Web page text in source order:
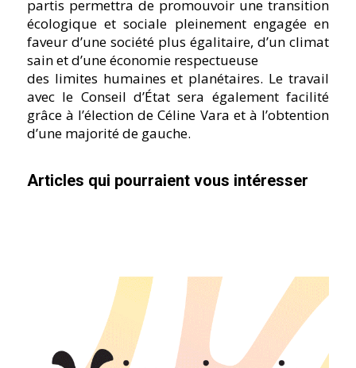
partis permettra de promouvoir une transition
écologique et sociale pleinement engagée en
faveur d’une société plus égalitaire, d’un climat
sain et d’une économie respectueuse
des limites humaines et planétaires. Le travail
avec le Conseil d’État sera également facilité
grâce à l’élection de Céline Vara et à l’obtention
d’une majorité de gauche.
Articles qui pourraient vous intéresser